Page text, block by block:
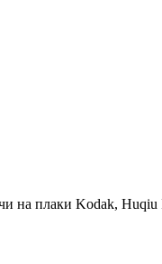
на плаки Kodak, Huqiu